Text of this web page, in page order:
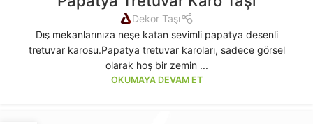
Dekor Taşı
Dış mekanlarınıza neşe katan sevimli papatya desenli
tretuvar karosu.Papatya tretuvar karoları, sadece görsel
olarak hoş bir zemin ...
OKUMAYA DEVAM ET